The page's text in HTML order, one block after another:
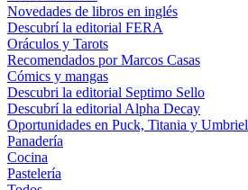
Novedades de libros en inglés
Descubrí la editorial FERA
Oráculos y Tarots
Recomendados por Marcos Casas
Cómics y mangas
Descubri la editorial Septimo Sello
Descubrí la editorial Alpha Decay
Oportunidades en Puck, Titania y Umbriel
Panadería
Cocina
Pastelería